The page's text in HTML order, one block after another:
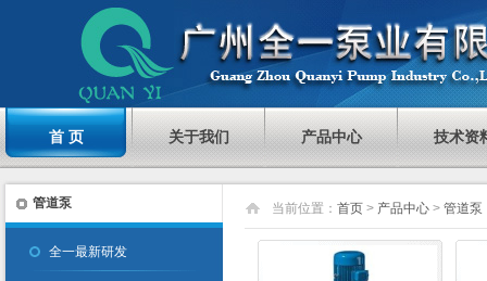
首 页 关于我们 产品中心 技术资
管道泵
全一最新研发
当前位置： 首页 > 产品中心 > 管道泵